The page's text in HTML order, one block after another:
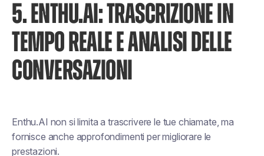
5. ENTHU.AI: TRASCRIZIONE IN
TEMPO REALE E ANALISI DELLE
CONVERSAZIONI
Enthu.AI non si limita a trascrivere le tue chiamate, ma
fornisce anche approfondimenti per migliorare le
prestazioni.